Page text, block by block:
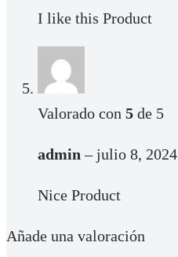
I like this Product
Valorado con 5 de 5
admin– julio 8, 2024
Nice Product
Añade una valoración